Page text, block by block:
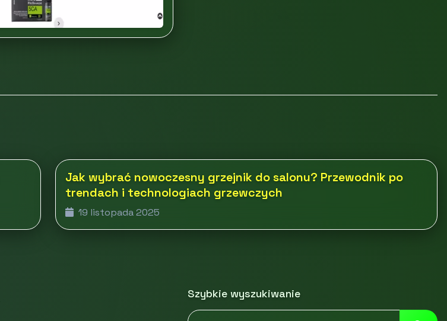
Jak wybrać nowoczesny grzejnik do salonu? Przewodnik po
trendach i technologiach grzewczych
19 listopada 2025
Szybkie wyszukiwanie